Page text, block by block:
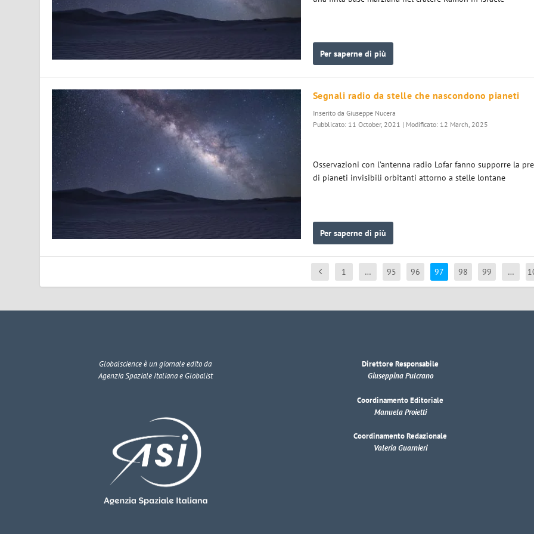
Per saperne di più
Segnali radio da stelle che nascondono pianeti
Inserito da Giuseppe Nucera
Pubblicato: 11 October, 2021 | Modificato: 12 March, 2025
Osservazioni con l’antenna radio Lofar fanno supporre la
di pianeti invisibili orbitanti attorno a stelle lontane
Per saperne di più
1 … 95 96 97 98 99 …
Globalscienceè un giornale edito da
Agenzia Spaziale Italiana e Globalist
Direttore Responsabile
Giuseppina Pulcrano
Coordinamento Editoriale
Manuela Proietti
Coordinamento Redazionale
Valeria Guarnieri